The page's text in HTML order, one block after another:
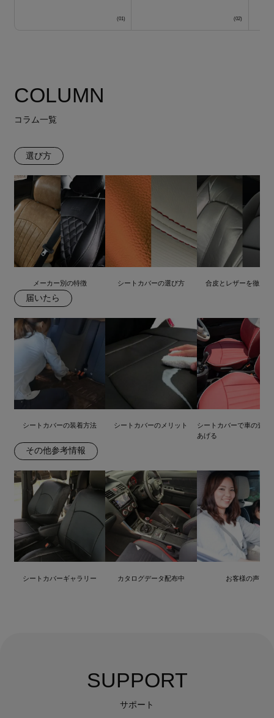
COLUMN
コラム一覧
選び方
メーカー別の特徴 シートカバーの選び方 合皮とレザーを徹底比
届いたら
シートカバーの装着方法 シートカバーのメリット
シートカバーで車の査定
あげる
その他参考情報
シートカバーギャラリー カタログデータ配布中 お客様の声
SUPPORT
サポート